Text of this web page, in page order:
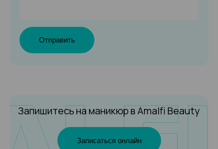
Отправить
Запишитесь на маникюрв Amalfi Beauty
Записаться онлайн